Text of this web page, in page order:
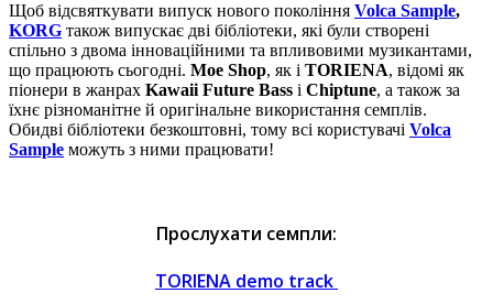
Щоб відсвяткувати випуск нового покоління Volca Sample,
KORG також випускає дві бібліотеки, які були створені
спільно з двома інноваційними та впливовими музикантами,
що працюють сьогодні. Moe Shop, як і TORIENA, відомі як
піонери в жанрах Kawaii Future Bass і Chiptune, а також за
їхнє різноманітне й оригінальне використання семплів.
Обидві бібліотеки безкоштовні, тому всі користувачі Volca
Sample можуть з ними працювати!
Прослухати семпли:
TORIENA demo track